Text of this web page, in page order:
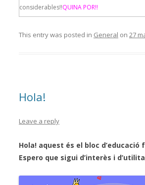
considerables!!QUINA POR!!
This entry was posted in General on 27
Hola!
Leave a reply
Hola! aquest és el bloc d’educació
Espero que sigui d’interès i